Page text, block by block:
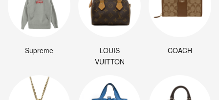
Supreme
LOUIS
VUITTON
COACH